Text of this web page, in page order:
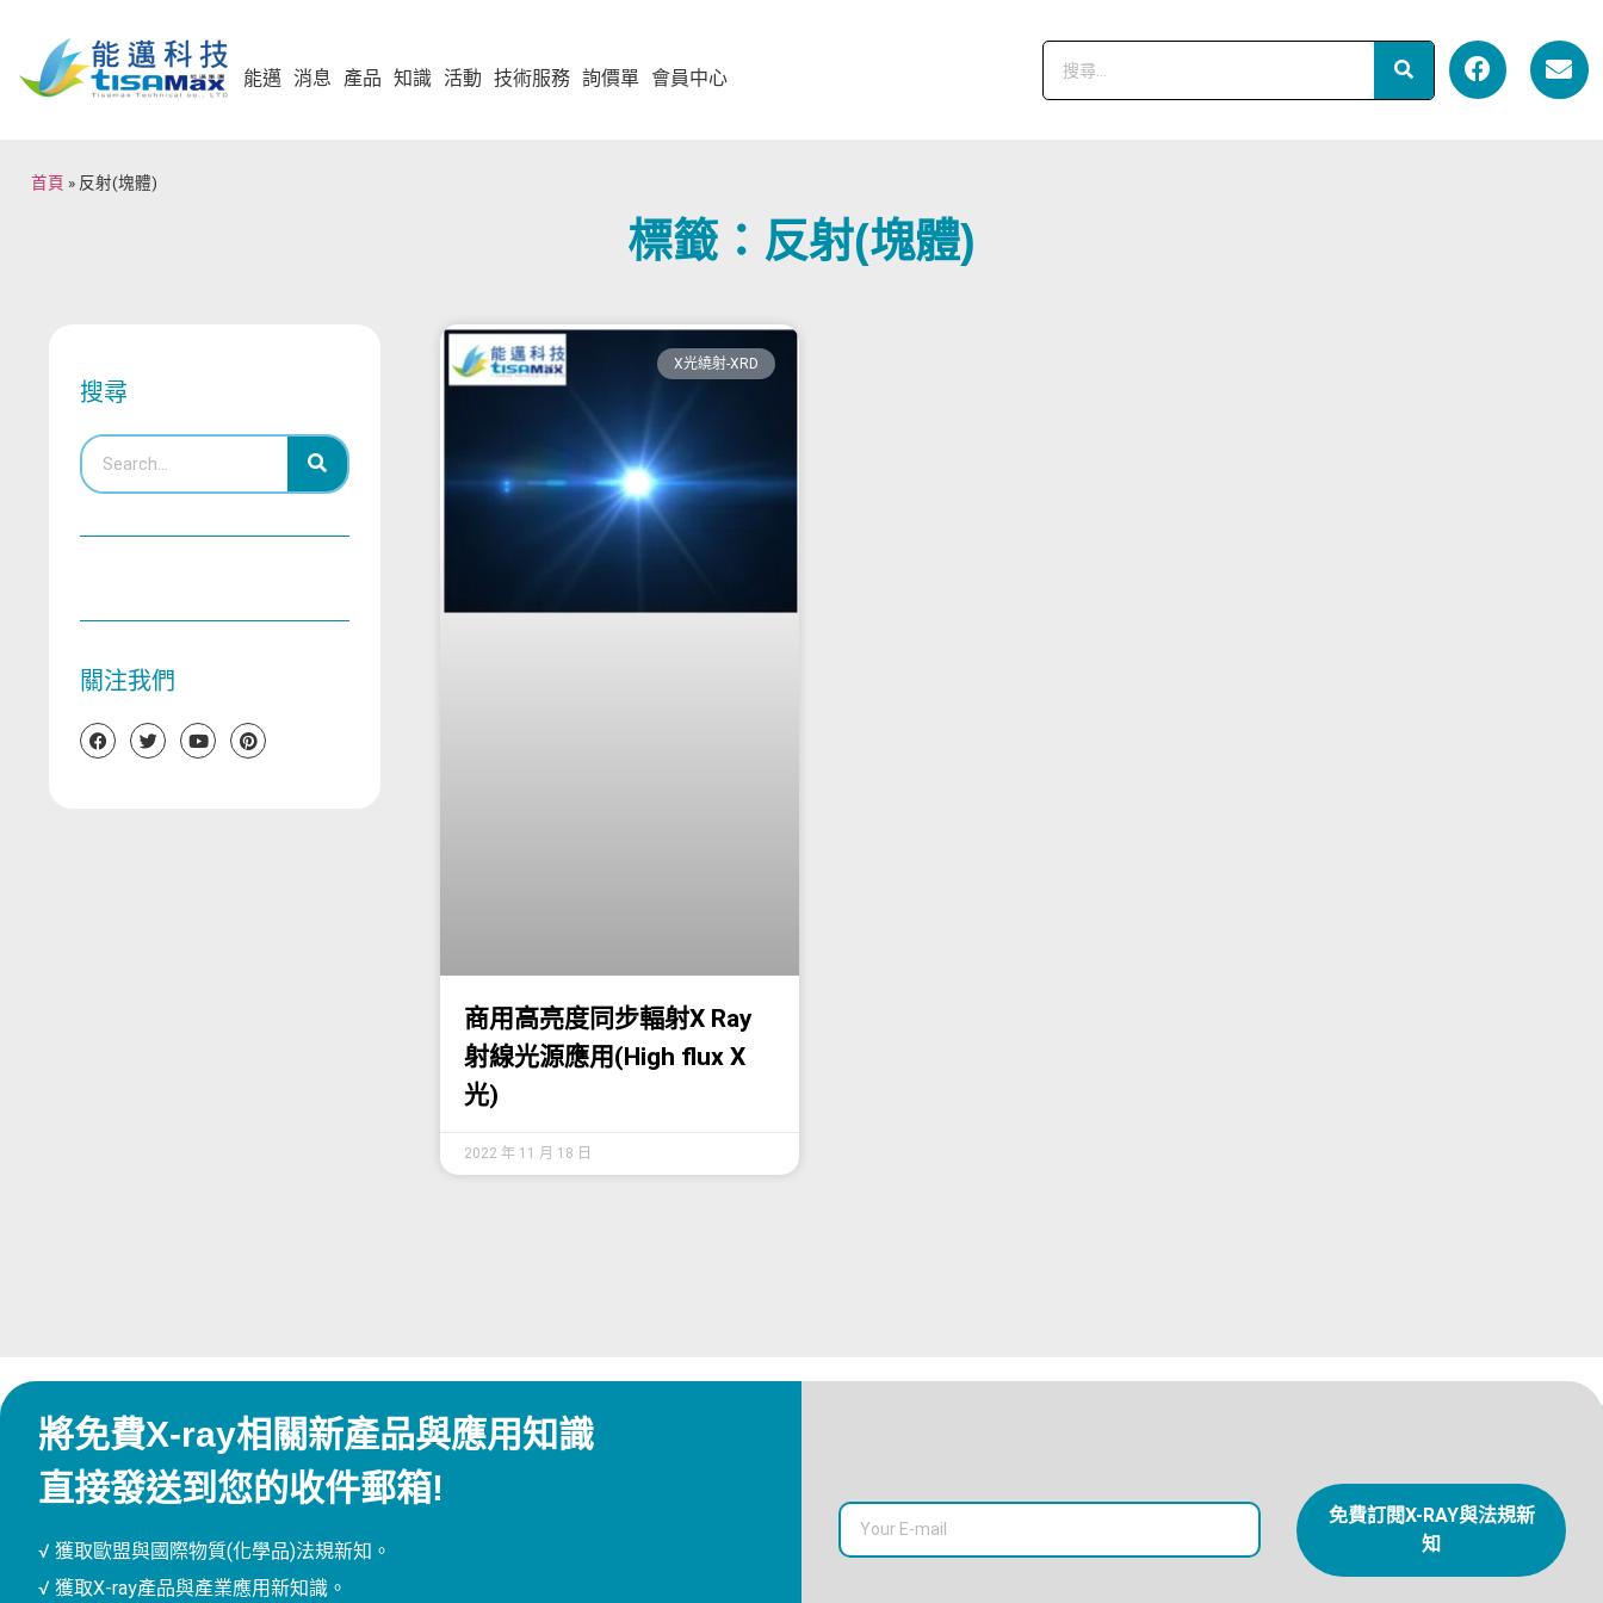
能邁 消息 產品 知識 活動 技術服務 詢價單 會員中心
首頁 » 反射(塊體)
標籤：反射(塊體)
搜尋
關注我們
X光繞射-XRD
商用高亮度同步輻射X Ray
射線光源應用(High flux X
光)
2022 年 11 月 18 日
將免費X-ray相關新產品與應用知識
直接發送到您的收件郵箱!
√ 獲取歐盟與國際物質(化學品)法規新知。
√ 獲取X-ray產品與產業應用新知識。
免費訂閱X-RAY與法規新
知